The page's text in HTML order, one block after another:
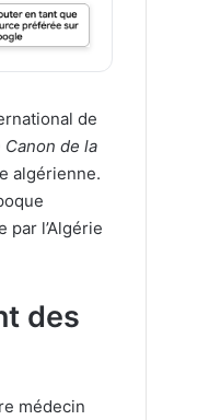
de
Canon de la
algérienne.
par l’Algérie
des
médecin